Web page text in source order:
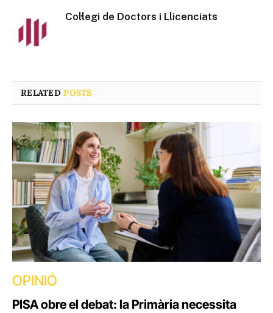
Col·legi de Doctors i Llicenciats
RELATEDPOSTS
OPINIÓ
PISA obre el debat: la Primària necessita